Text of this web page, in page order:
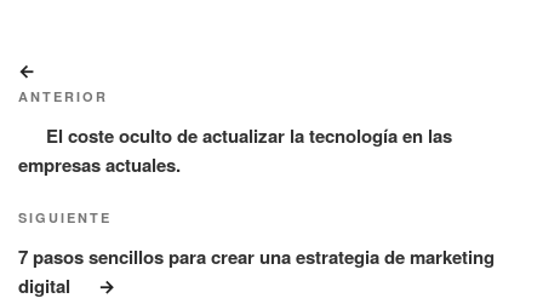
de
entradas
anterior:
ANTERIOR
El coste oculto de actualizar la tecnología en las
empresas actuales.
Siguiente
entrada
SIGUIENTE
7 pasos sencillos para crear una estrategia de marketing
digital